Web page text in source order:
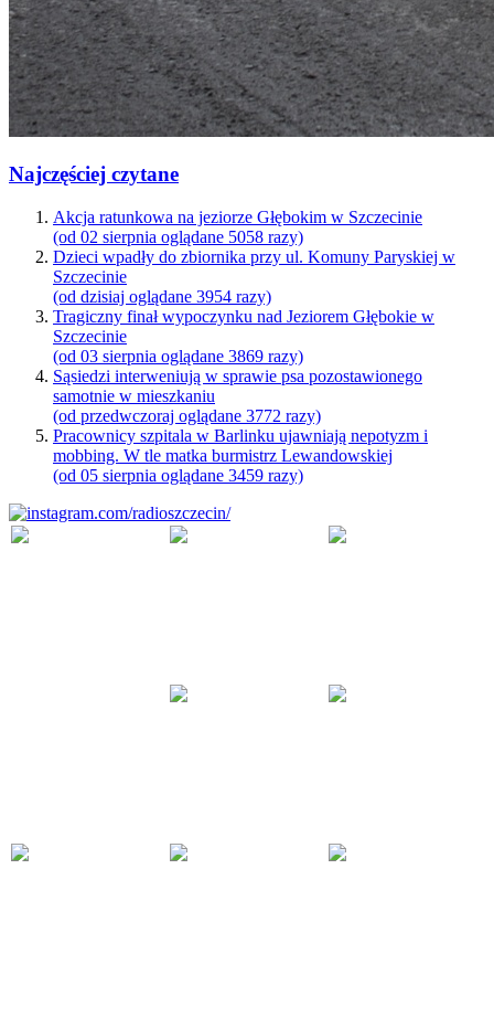
Najczęściej czytane
Akcja ratunkowa na jeziorze Głębokim w Szczecinie
(od 02 sierpnia oglądane 5058 razy)
Dzieci wpadły do zbiornika przy ul. Komuny Paryskiej w
Szczecinie
(od dzisiaj oglądane 3954 razy)
Tragiczny finał wypoczynku nad Jeziorem Głębokie w
Szczecinie
(od 03 sierpnia oglądane 3869 razy)
Sąsiedzi interweniują w sprawie psa pozostawionego
samotnie w mieszkaniu
(od przedwczoraj oglądane 3772 razy)
Pracownicy szpitala w Barlinku ujawniają nepotyzm i
mobbing. W tle matka burmistrz Lewandowskiej
(od 05 sierpnia oglądane 3459 razy)